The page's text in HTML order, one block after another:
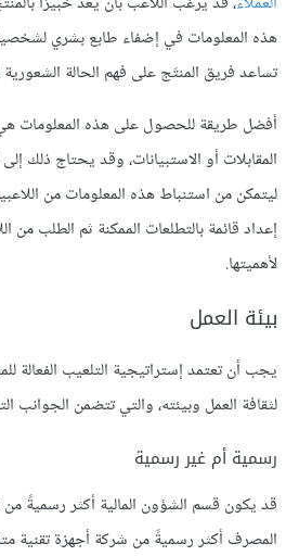
هذه المعلومات في إضفاء طابع بشري
تساعد فريق المنتَج على فهم الحالة
أفضل طريقة للحصول على هذه المعلومات
المقابلات أو الاستبيانات، وقد يحتاج ذلك
ليتمكن من استنباط هذه المعلومات من
إعداد قائمة بالتطلعات الممكنة ثم الطلب من
لأهميتها.
بيئة العمل
يجب أن تعتمد إستراتيجية التلعيب الفعالة
لثقافة العمل وبيئته، والتي تتضمن الجوانب
رسمية أم غير رسمية
قد يكون قسم الشؤون المالية أكثر رسميةً من
المصرف أكثر رسميةً من شركة أجهزة تقنية